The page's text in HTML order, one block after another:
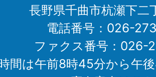
長野県千曲市杭瀬下二
電話番号：026-
ファクス番号：026-
間は午前8時45分から午